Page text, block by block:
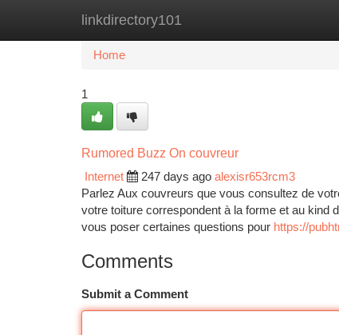
linkdirectory101
Home New Site Listings
Home
1
Rumored Buzz On couvreur
Internet
247 days ago alexisr653rcm3
Parlez Aux couvreurs que vous consultez de
votre toiture correspondent à la forme et au kind
vous poser certaines questions pour https://
Comments
Submit a Comment